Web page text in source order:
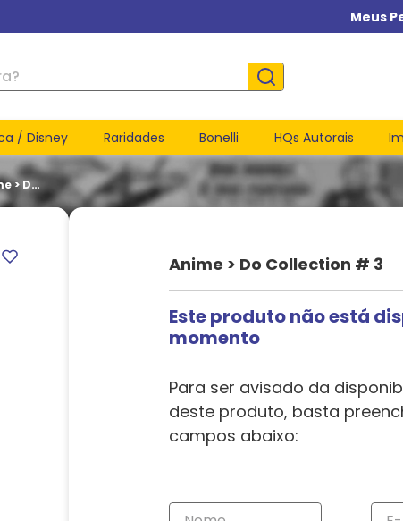
Meus
/ Disney Raridades Bonelli HQs Autorais
> Do
Anime > Do Collection # 3
Este produto não está
momento
Para ser avisado da
deste produto, basta
campos abaixo: